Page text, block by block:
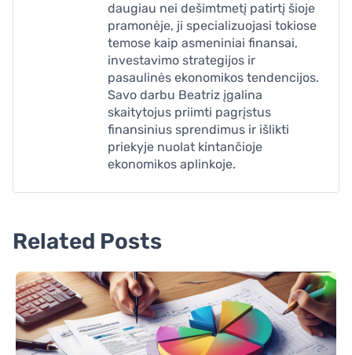
daugiau nei dešimtmetį patirtį šioje
pramonėje, ji specializuojasi tokiose
temose kaip asmeniniai finansai,
investavimo strategijos ir
pasaulinės ekonomikos tendencijos.
Savo darbu Beatriz įgalina
skaitytojus priimti pagrįstus
finansinius sprendimus ir išlikti
priekyje nuolat kintančioje
ekonomikos aplinkoje.
Related Posts